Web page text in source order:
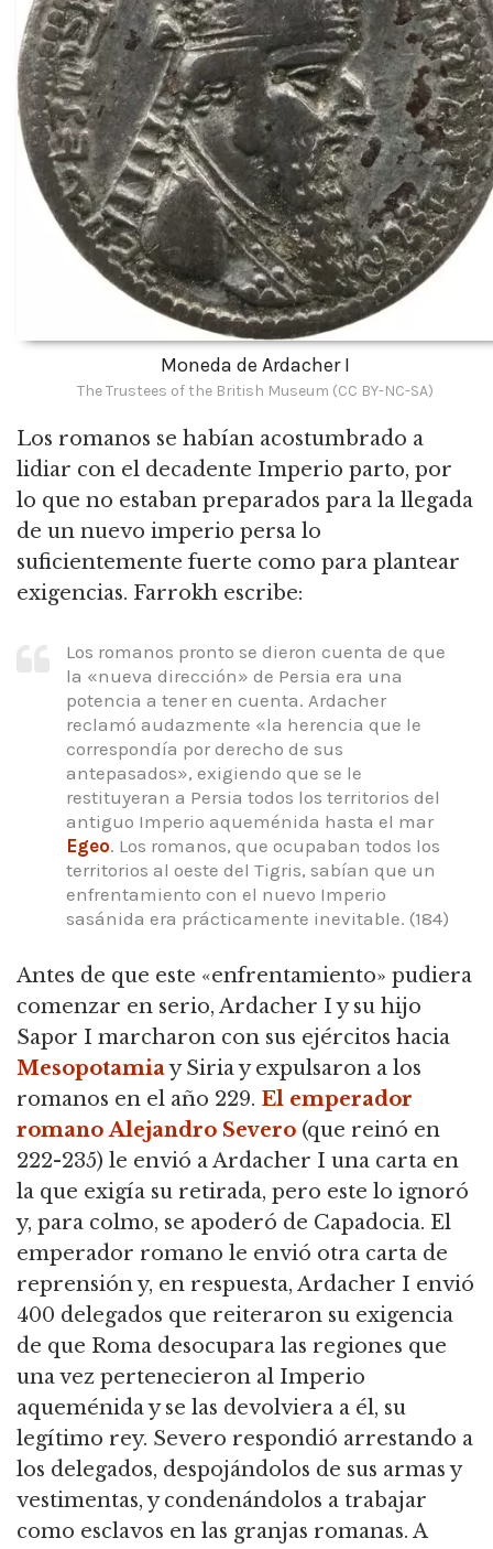
Moneda de Ardacher I
The Trustees of the British Museum (CC BY-NC-SA)
Los romanos se habían acostumbrado a
lidiar con el decadente Imperio parto, por
lo que no estaban preparados para la llegada
de un nuevo imperio persa lo
suficientemente fuerte como para plantear
exigencias. Farrokh escribe:
Los romanos pronto se dieron cuenta de que
la «nueva dirección» de Persia era una
potencia a tener en cuenta. Ardacher
reclamó audazmente «la herencia que le
correspondía por derecho de sus
antepasados», exigiendo que se le
restituyeran a Persia todos los territorios del
antiguo Imperio aqueménida hasta el mar
Egeo. Los romanos, que ocupaban todos los
territorios al oeste del Tigris, sabían que un
enfrentamiento con el nuevo Imperio
sasánida era prácticamente inevitable. (184)
Antes de que este «enfrentamiento» pudiera
comenzar en serio, Ardacher I y su hijo
Sapor I marcharon con sus ejércitos hacia
Mesopotamiay Siria y expulsaron a los
romanos en el año 229. El emperador
romano Alejandro Severo (que reinó en
222-235) le envió a Ardacher I una carta en
la que exigía su retirada, pero este lo ignoró
y, para colmo, se apoderó de Capadocia. El
emperador romano le envió otra carta de
reprensióny, en respuesta, Ardacher I envió
400 delegados que reiteraron su exigencia
de que Roma desocupara las regiones que
una vez pertenecieron al Imperio
aqueménida y se las devolviera a él, su
legítimo rey. Severo respondió arrestando a
los delegados, despojándolos de sus armas y
vestimentas, y condenándolos a trabajar
como esclavos en las granjas romanas. A